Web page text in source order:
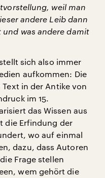
weil man
andere Leib dann
was andere damit
sich also immer
aufkommen: Die
in der Antike von
im 15.
das Wissen aus
die Erfindung der
wo auf einmal
dazu, dass Autoren
Frage stellen
wem gehört die